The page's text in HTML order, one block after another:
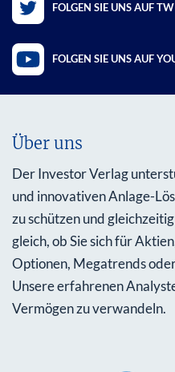
FOLGEN SIE UNS AUF
FOLGEN SIE UNS AUF
Über uns
Der Investor Verlag
und innovativen Anlage-
zu schützen und
gleich, ob Sie sich für
Optionen, Megatrends
Unsere erfahrenen
Vermögen zu verwandeln.